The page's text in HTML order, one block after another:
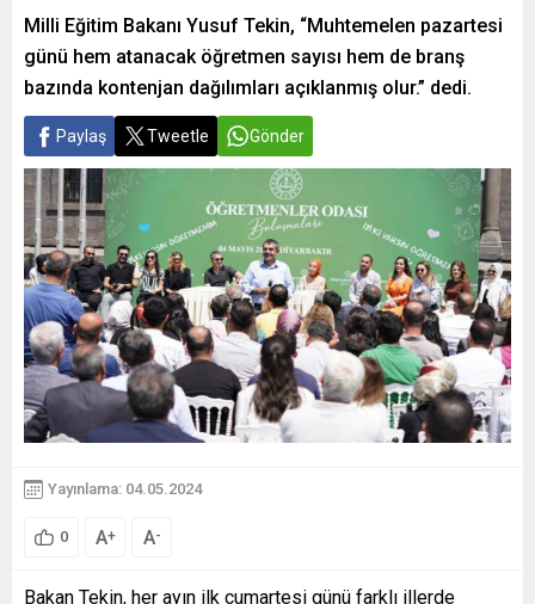
Milli Eğitim Bakanı Yusuf Tekin, “Muhtemelen pazartesi
günü hem atanacak öğretmen sayısı hem de branş
bazında kontenjan dağılımları açıklanmış olur.” dedi.
Paylaş Tweetle Gönder
Yayınlama: 04.05.2024
0 A+ A-
Bakan Tekin, her ayın ilk cumartesi günü farklı illerde